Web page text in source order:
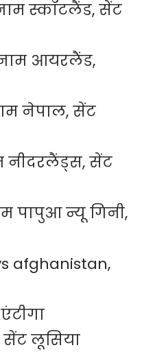
स्कॉटलैंड, सेंट
आयरलैंड,
नेपाल, सेंट
नीदरलैंड्स, सेंट
पापुआ न्यू गिनी,
afghanistan,
सेंट लूसिया